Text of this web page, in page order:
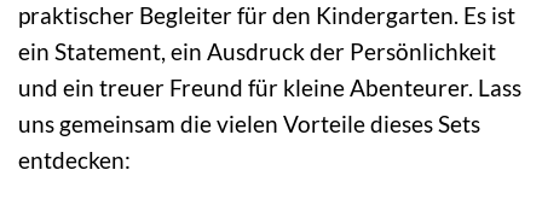
praktischer Begleiter für den Kindergarten. Es ist
ein Statement, ein Ausdruck der Persönlichkeit
und ein treuer Freund für kleine Abenteurer. Lass
uns gemeinsam die vielen Vorteile dieses Sets
entdecken: